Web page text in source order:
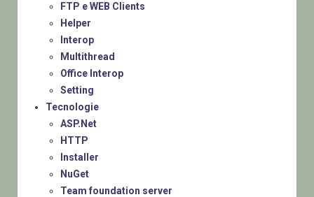
FTP e WEB Clients
Helper
Interop
Multithread
Office Interop
Setting
Tecnologie
ASP.Net
HTTP
Installer
NuGet
Team foundation server